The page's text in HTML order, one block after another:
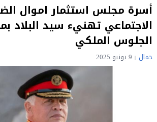
أسرة مجلس استثمار اموال
الاجتماعي تهنيء سيد البلاد
الجلوس الملكي
جمال 9 يونيو 2025